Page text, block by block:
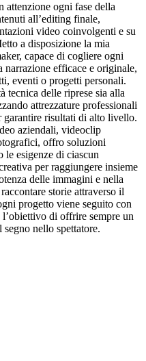
ogni fase della
all’editing finale,
video coinvolgenti e su
a disposizione la mia
capace di cogliere ogni
efficace e originale,
eventi o progetti personali.
tecnica delle riprese sia alla
attrezzature professionali
garantire risultati di alto livello.
aziendali, videoclip
offro soluzioni
le esigenze di ciascun
per raggiungere insieme
delle immagini e nella
storie attraverso il
progetto viene seguito con
di offrire sempre un
nello spettatore.